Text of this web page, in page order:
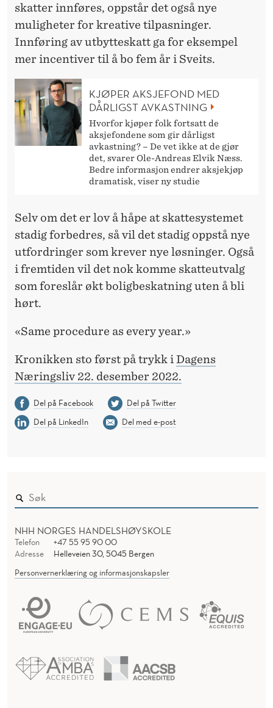
skatter innføres, oppstår det også nye
muligheter for kreative tilpasninger.
Innføring av utbytteskatt ga for eksempel
mer incentiver til å bo fem år i Sveits.
KJØPER AKSJEFOND MED
DÅRLIGST AVKASTNING
Hvorfor kjøper folk fortsatt de
aksjefondene som gir dårligst
avkastning? – De vet ikke at de gjør
det, svarer Ole-Andreas Elvik Næss.
Bedre informasjon endrer aksjekjøp
dramatisk, viser ny studie
Selv om det er lov å håpe at skattesystemet
stadig forbedres, så vil det stadig oppstå nye
utfordringer som krever nye løsninger. Også
i fremtiden vil det nok komme skatteutvalg
som foreslår økt boligbeskatning uten å bli
hørt.
«Same procedure as every year.»
Kronikken sto først på trykk i Dagens
Næringsliv 22. desember 2022.
Del på Facebook
Del på Twitter
Del på LinkedIn
Del med e-post
NHH NORGES HANDELSHØYSKOLE
Telefon
+47 55 95 90 00
Adresse
Helleveien 30, 5045 Bergen
Personvernerklæring og informasjonskapsler